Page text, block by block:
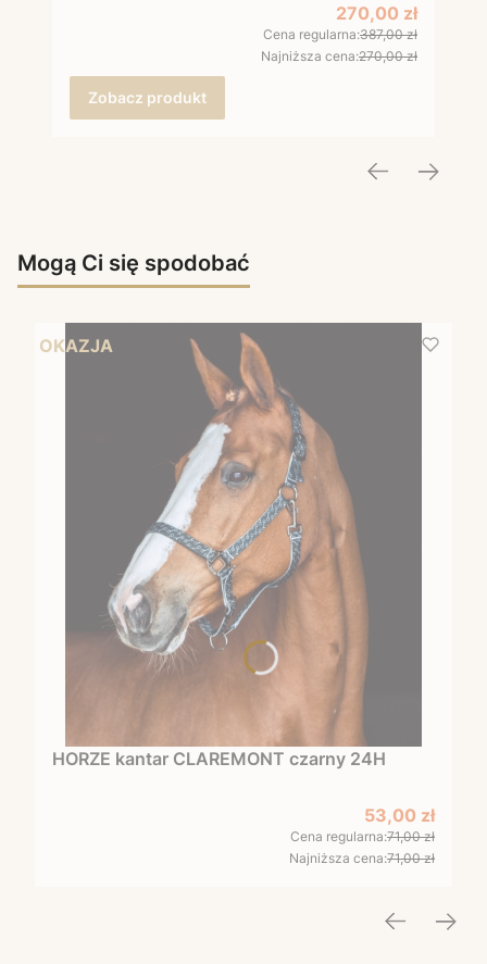
Cena promocyjna
270,00 zł
Cena regularna:387,00 zł
Najniższa cena:270,00 zł
Zobacz produkt
Mogą Ci się spodobać
OKAZJA
HORZE kantar CLAREMONT czarny 24H
Cena
53,00 zł
Cena regularna:71,00 zł
Najniższa cena:71,00 zł